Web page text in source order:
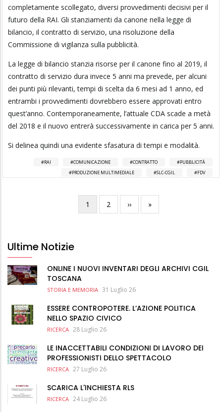
completamente scollegato, diversi provvedimenti decisivi per il
futuro della RAI. Gli stanziamenti da canone nella legge di
bilancio, il contratto di servizio, una risoluzione della
Commissione di vigilanza sulla pubblicità.
La legge di bilancio stanzia risorse per il canone fino al 2019, il
contratto di servizio dura invece 5 anni ma prevede, per alcuni
dei punti più rilevanti, tempi di scelta da 6 mesi ad 1 anno, ed
entrambi i provvedimenti dovrebbero essere approvati entro
quest’anno. Contemporaneamente, l’attuale CDA scade a metà
del 2018 e il nuovo entrerà successivamente in carica per 5 anni.
Si delinea quindi una evidente sfasatura di tempi e modalità.
RAI COMUNICAZIONE CONTRATTO
PUBBLICITÀ
PRODUZIONE MULTIMEDIALE
SLC-CGIL FDV
Pagina
attuale
1 Pagina
2
Pagina
successiva
››
Ultima
pagina
»
Ultime Notizie
ONLINE I NUOVI INVENTARI DEGLI ARCHIVI CGIL
TOSCANA
STORIA E MEMORIA 31 Luglio 26
ESSERE CONTROPOTERE. L’AZIONE POLITICA
NELLO SPAZIO CIVICO
RICERCA 28 Luglio 26
LE INACCETTABILI CONDIZIONI DI LAVORO DEI
PROFESSIONISTI DELLO SPETTACOLO
RICERCA 27 Luglio 26
SCARICA L'INCHIESTA RLS
RICERCA 24 Luglio 26